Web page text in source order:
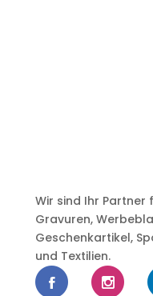
Wir sind Ihr Partner
Gravuren,
Geschenkartikel,
und Textilien.